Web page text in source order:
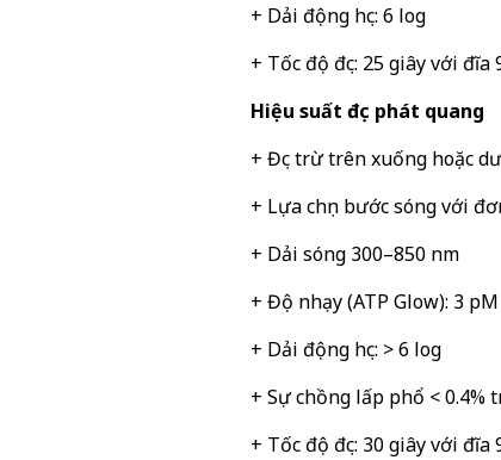
+ Dải động học: 6 log
+ Tốc độ đọc: 25 giây với
Hiệu suất đọc phát quang
+ Đọc trừ trên xuống hoặc
+ Lựa chọn bước sóng với
+ Dải sóng 300–850 nm
+ Độ nhạy (ATP Glow): 3
+ Dải động học: > 6 log
+ Sự chồng lấp phổ < 0.4%
+ Tốc độ đọc: 30 giây với